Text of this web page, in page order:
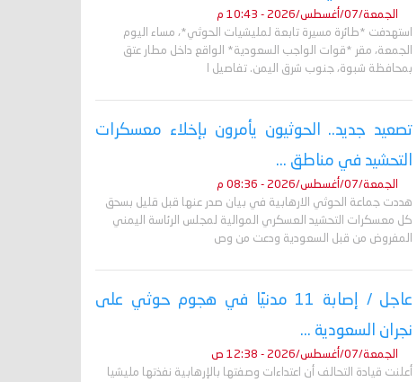
الجمعة/07/أغسطس/2026 - 10:43 م
استهدفت *طائرة مسيرة تابعة لمليشيات الحوثي*، مساء اليوم
الجمعة، مقر *قوات الواجب السعودية* الواقع داخل مطار عتق
بمحافظة شبوة، جنوب شرق اليمن. تفاصيل ا
تصعيد جديد.. الحوثيون يأمرون بإخلاء معسكرات
التحشيد في مناطق ...
الجمعة/07/أغسطس/2026 - 08:36 م
هددت جماعة الحوثي الارهابية في بيان صدر عنها قبل قليل بسحق
كل معسكرات التحشيد العسكري الموالية لمجلس الرئاسة اليمني
المفروض من قبل السعودية ودعت من وص
عاجل / إصابة 11 مدنيًا في هجوم حوثي على
نجران السعودية ...
الجمعة/07/أغسطس/2026 - 12:38 ص
أعلنت قيادة التحالف أن اعتداءات وصفتها بالإرهابية نفذتها مليشيا